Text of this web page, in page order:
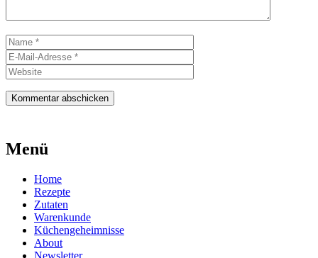
Name
Mail-
Adresse
Menü
Home
Rezepte
Zutaten
Warenkunde
Küchengeheimnisse
About